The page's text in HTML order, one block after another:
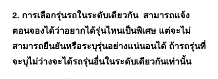
2. การเลือกรุ่นรถในระดับเดียวกัน สามารถแจ้ง
ตอนจองได้ว่าอยากได้รุ่นไหนเป็นพิเศษ แต่จะไม่
สามารถยืนยันหรือระบุรุ่นอย่างแน่นอนได้ ถ้ารถรุ่นที่
จะบุไม่ว่างจะได้รถรุ่นอื่นในระดับเดียวกันเท่านั้น